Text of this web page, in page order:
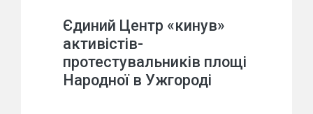
Єдиний Центр «кинув»
активістів-
протестувальників площі
Народної в Ужгороді